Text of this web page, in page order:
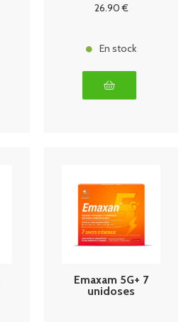
26.90€
En stock
Emaxam 5G+ 7
unidoses